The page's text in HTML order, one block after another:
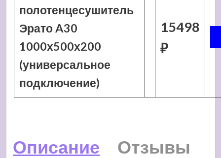
полотенцесушитель
Эрато A30
1000х500х200
(универсальное
подключение)
15498
₽
Описание
Отзывы